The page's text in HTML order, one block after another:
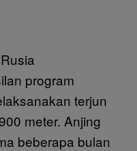
program
terjun
meter. Anjing
beberapa bulan